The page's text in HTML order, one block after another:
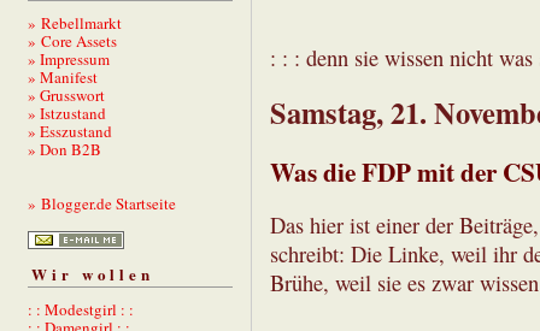
» Rebellmarkt
» Core Assets
» Impressum
» Manifest
» Grusswort
» Istzustand
» Esszustand
» Don B2B
» Blogger.de Startseite
Wir wollen
: : Modestgirl : :
: : : denn sie wissen nicht
Samstag, 21.
Was die FDP mit der
Das hier ist einer der
schreibt: Die Linke, weil ihr
Brühe, weil sie es zwar